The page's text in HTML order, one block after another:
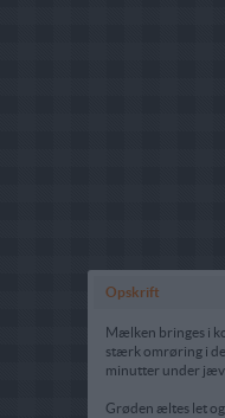
Opskrift
Mælken bringes i
stærk omrøring i
minutter under
Grøden æltes let